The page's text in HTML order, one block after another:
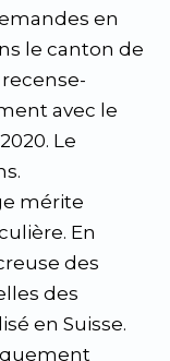
en
le canton de
avec le
Le
mérite
En
des
des
en Suisse.